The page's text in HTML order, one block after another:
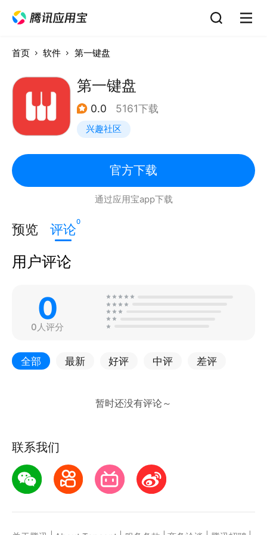
首页 软件 第一键盘
第一键盘
0.0 5161下载
兴趣社区
官方下载
通过应用宝app下载
预览 评论0
用户评论
0
0人评分
全部 最新 好评 中评 差评
联系我们